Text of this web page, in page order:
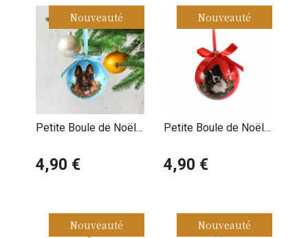
Nouveauté
Petite Boule de Noël
4,90 €
Nouveauté
Petite Boule de Noël
4,90 €
Nouveauté Nouveauté